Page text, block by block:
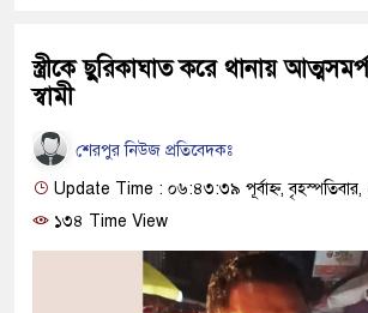
স্ত্রীকে ছুরিকাঘাত করে থানায়
স্বামী
শেরপুর নিউজ প্রতিবেদকঃ
Update Time : ০৬:৪৩:৩৯ পূর্বাহ্ন, বৃহস্পতিবার,
১৩৪ Time View